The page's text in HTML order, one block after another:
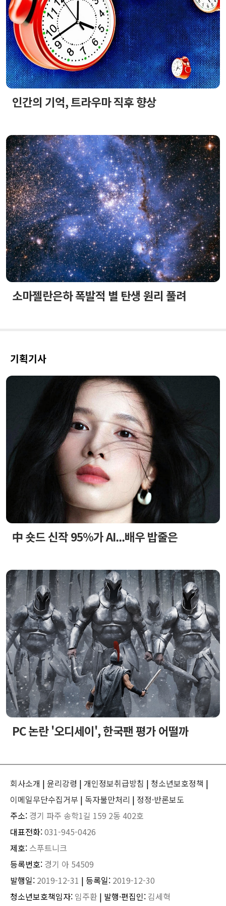
인간의 기억, 트라우마 직후 향상
소마젤란은하 폭발적 별 탄생 원리 풀려
기획기사
中 숏드 신작 95%가 AI...배우 밥줄은
PC 논란 '오디세이', 한국팬 평가 어떨까
회사소개 | 윤리강령 | 개인정보취급방침 | 청소년보호정책 |
이메일무단수집거부 | 독자불만처리 | 정정·반론보도
주소: 경기 파주 송학1길 159 2동 402호
대표전화:031-945-0426
제호: 스푸트니크
등록번호: 경기 아 54509
발행일: 2019-12-31 | 등록일: 2019-12-30
청소년보호책임자: 임주환 | 발행·편집인: 김세혁